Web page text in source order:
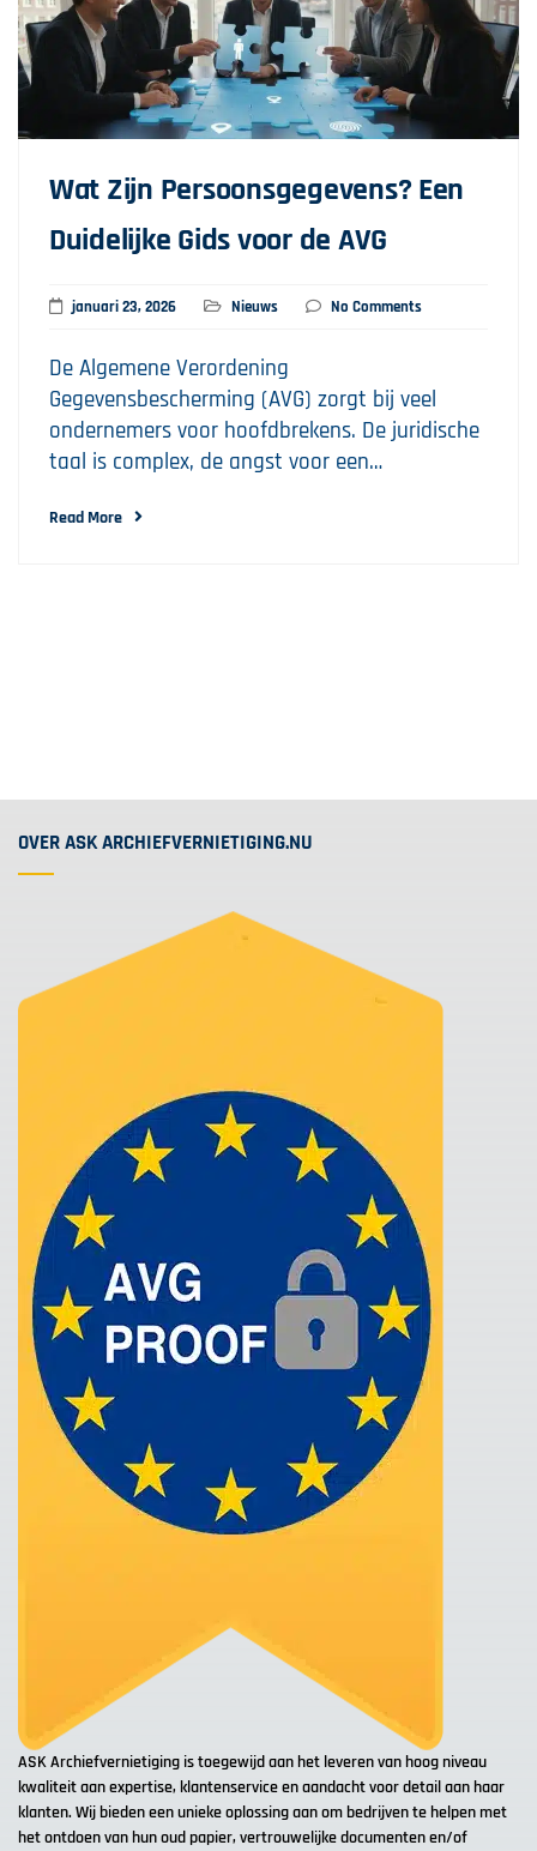
Wat Zijn Persoonsgegevens? Een
Duidelijke Gids voor de AVG
januari 23, 2026 Nieuws No Comments
De Algemene Verordening
Gegevensbescherming (AVG) zorgt bij veel
ondernemers voor hoofdbrekens. De juridische
taal is complex, de angst voor een…
Read More
OVER ASK ARCHIEFVERNIETIGING.NU
ASK Archiefvernietiging is toegewijd aan het leveren van hoog niveau
kwaliteit aan expertise, klantenservice en aandacht voor detail aan haar
klanten. Wij bieden een unieke oplossing aan om bedrijven te helpen met
het ontdoen van hun oud papier, vertrouwelijke documenten en/of